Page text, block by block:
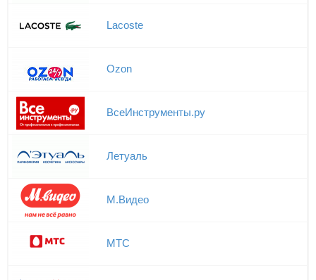
Lacoste
Ozon
ВсеИнструменты.ру
Летуаль
М.Видео
МТС